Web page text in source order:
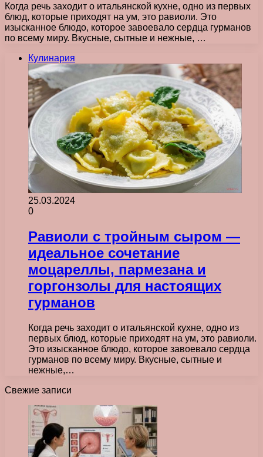
Когда речь заходит о итальянской кухне, одно из первых
блюд, которые приходят на ум, это равиоли. Это
изысканное блюдо, которое завоевало сердца гурманов
по всему миру. Вкусные, сытные и нежные, …
Кулинария
25.03.2024
0
Равиоли с тройным сыром —
идеальное сочетание
моцареллы, пармезана и
горгонзолы для настоящих
гурманов
Когда речь заходит о итальянской кухне, одно из
первых блюд, которые приходят на ум, это равиоли.
Это изысканное блюдо, которое завоевало сердца
гурманов по всему миру. Вкусные, сытные и
нежные,…
Свежие записи